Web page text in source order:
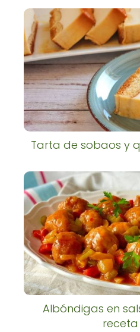
Tarta de sobaos y
Albóndigas en